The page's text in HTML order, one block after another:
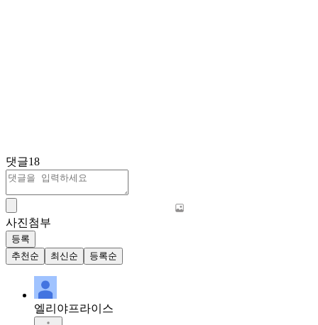
댓글18
사진첨부
등록
추천순
최신순 등록순
엘리야프라이스